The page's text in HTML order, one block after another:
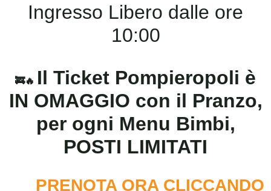
Ingresso Libero dalle ore
10:00
🚒🔥 Il Ticket Pompieropoli è
IN OMAGGIO con il Pranzo,
per ogni Menu Bimbi,
POSTI LIMITATI
PRENOTA ORA CLICCANDO